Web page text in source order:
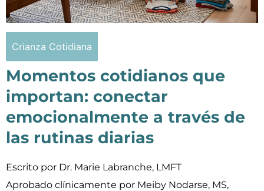
Crianza Cotidiana
Momentos cotidianos que
importan: conectar
emocionalmente a través de
las rutinas diarias
Escrito por Dr. Marie Labranche, LMFT
Aprobado clínicamente por Meiby Nodarse, MS,